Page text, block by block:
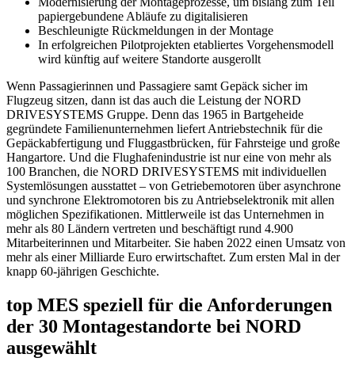
papiergebundene Abläufe zu digitalisieren
Beschleunigte Rückmeldungen in der Montage
In erfolgreichen Pilotprojekten etabliertes Vorgehensmodell
wird künftig auf weitere Standorte ausgerollt
Wenn Passagierinnen und Passagiere samt Gepäck sicher im
Flugzeug sitzen, dann ist das auch die Leistung der NORD
DRIVESYSTEMS Gruppe. Denn das 1965 in Bartgeheide
gegründete Familienunternehmen liefert Antriebstechnik für die
Gepäckabfertigung und Fluggastbrücken, für Fahrsteige und große
Hangartore. Und die Flughafenindustrie ist nur eine von mehr als
100 Branchen, die NORD DRIVESYSTEMS mit individuellen
Systemlösungen ausstattet – von Getriebemotoren über asynchrone
und synchrone Elektromotoren bis zu Antriebselektronik mit allen
möglichen Spezifikationen. Mittlerweile ist das Unternehmen in
mehr als 80 Ländern vertreten und beschäftigt rund 4.900
Mitarbeiterinnen und Mitarbeiter. Sie haben 2022 einen Umsatz von
mehr als einer Milliarde Euro erwirtschaftet. Zum ersten Mal in der
knapp 60-jährigen Geschichte.
top MES speziell für die Anforderungen
der 30 Montagestandorte bei NORD
ausgewählt